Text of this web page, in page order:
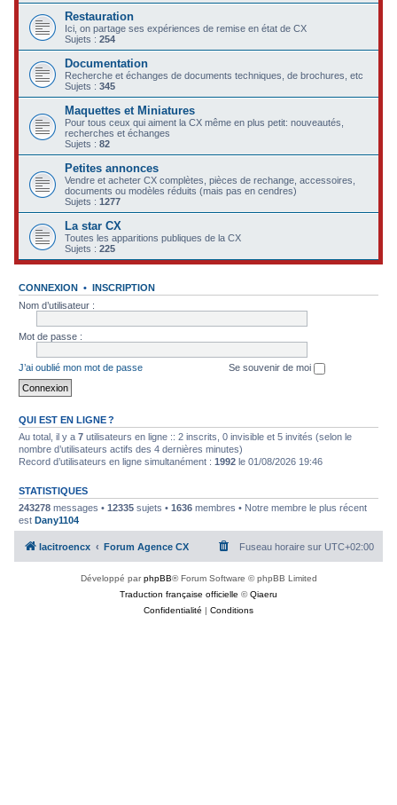
Restauration
Ici, on partage ses expériences de remise en état de CX
Sujets :254
Documentation
Recherche et échanges de documents techniques, de brochures, etc
Sujets :345
Maquettes et Miniatures
Pour tous ceux qui aiment la CX même en plus petit: nouveautés,
recherches et échanges
Sujets :82
Petites annonces
Vendre et acheter CX complètes, pièces de rechange, accessoires,
documents ou modèles réduits (mais pas en cendres)
Sujets :1277
La star CX
Toutes les apparitions publiques de la CX
Sujets :225
CONNEXION •INSCRIPTION
Nom d’utilisateur :
Mot de passe :
J’ai oublié mon mot de passe Se souvenir de moi
QUI EST EN LIGNE ?
Au total, il y a7 utilisateurs en ligne :: 2 inscrits, 0 invisible et 5 invités (selon le
nombre d’utilisateurs actifs des 4 dernières minutes)
Record d’utilisateurs en ligne simultanément :1992 le 01/08/2026 19:46
STATISTIQUES
243278 messages •12335 sujets •1636 membres • Notre membre le plus récent
estDany1104
lacitroencx Forum Agence CX Fuseau horaire sur UTC+02:00
Développé parphpBB® Forum Software © phpBB Limited
Traduction française officielle ©Qiaeru
Confidentialité | Conditions